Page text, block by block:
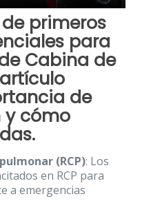
primeros
para
Cabina de
de
cómo
(RCP): Los
en RCP para
a emergencias